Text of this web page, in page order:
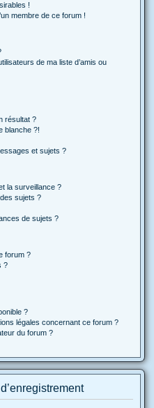
!
membre de ce forum !
de ma liste d’amis ou
résultat ?
blanche ?!
et sujets ?
la surveillance ?
sujets ?
de sujets ?
forum ?
?
?
légales concernant ce forum ?
du forum ?